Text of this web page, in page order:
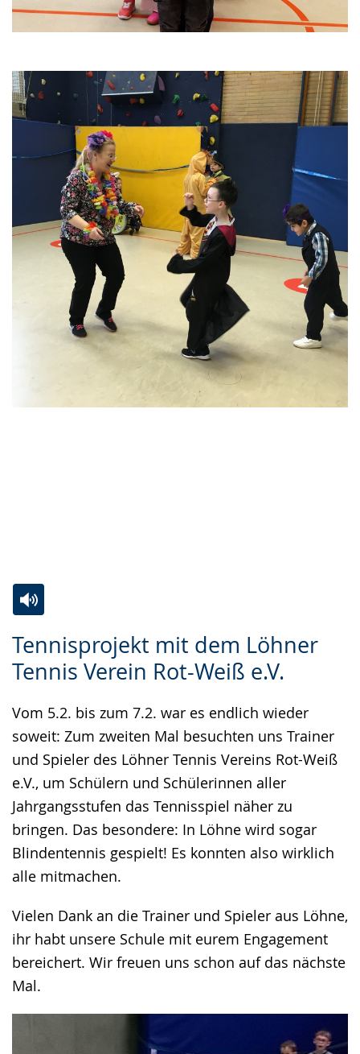
Tennisprojekt mit dem Löhner
Tennis Verein Rot-Weiß e.V.
Vom 5.2. bis zum 7.2. war es endlich wieder
soweit: Zum zweiten Mal besuchten uns Trainer
und Spieler des Löhner Tennis Vereins Rot-Weiß
e.V., um Schülern und Schülerinnen aller
Jahrgangsstufen das Tennisspiel näher zu
bringen. Das besondere: In Löhne wird sogar
Blindentennis gespielt! Es konnten also wirklich
alle mitmachen.
Vielen Dank an die Trainer und Spieler aus Löhne,
ihr habt unsere Schule mit eurem Engagement
bereichert. Wir freuen uns schon auf das nächste
Mal.
Leichten
Sprache
Audio-
Unterstützung.
Video
in
Gebärdensprache
wird
angezeigt.